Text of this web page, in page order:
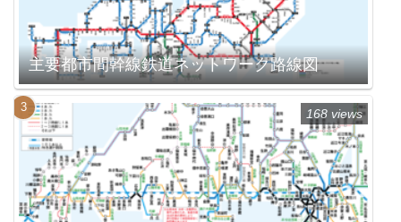
主要都市間幹線鉄道ネットワーク路線図
168 views